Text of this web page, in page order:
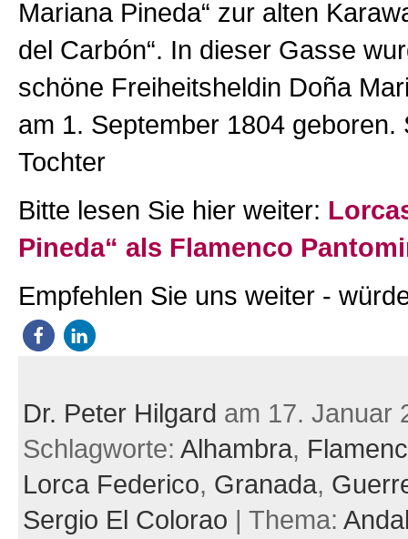
Mariana Pineda“ zur alten
del Carbón“. In dieser Gasse
schöne Freiheitsheldin Doña
am 1. September 1804 geboren.
Tochter
Bitte lesen Sie hier weiter:
Pineda“ als Flamenco
Empfehlen Sie uns weiter -
Dr. Peter Hilgard am 17. Januar
Schlagworte: Alhambra,
Lorca Federico, Granada,
Sergio El Colorao | Thema: